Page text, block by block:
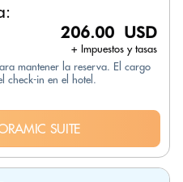
206.00 USD
+ Impuestos y tasas
mantener la reserva. El cargo
check-in en el hotel.
SUITE